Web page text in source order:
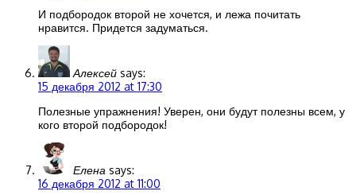
И подбородок второй не хочется, и лежа почитать
нравится. Придется задуматься.
Алексей says:
15 декабря 2012 at 17:30
Полезные упражнения! Уверен, они будут полезны всем, у
кого второй подбородок!
Елена says:
16 декабря 2012 at 11:00